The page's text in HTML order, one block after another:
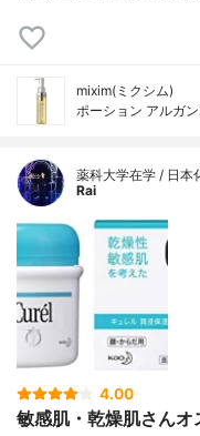
mixim(ミクシム)
ポーション アルガ
薬科大学在学 / 日本
Rai
4.00
敏感肌・乾燥肌さんオ